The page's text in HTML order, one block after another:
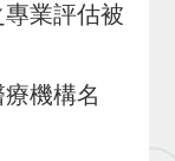
業評估被
機構名